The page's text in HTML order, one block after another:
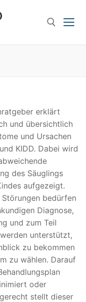
erklärt
und übersichtlich
und Ursachen
KIDD. Dabei wird
des Säuglings
aufgezeigt.
bedürfen
Diagnose,
und zum Teil
unterstützt,
zu bekommen
zu wählen. Darauf
oder
stellt dieser